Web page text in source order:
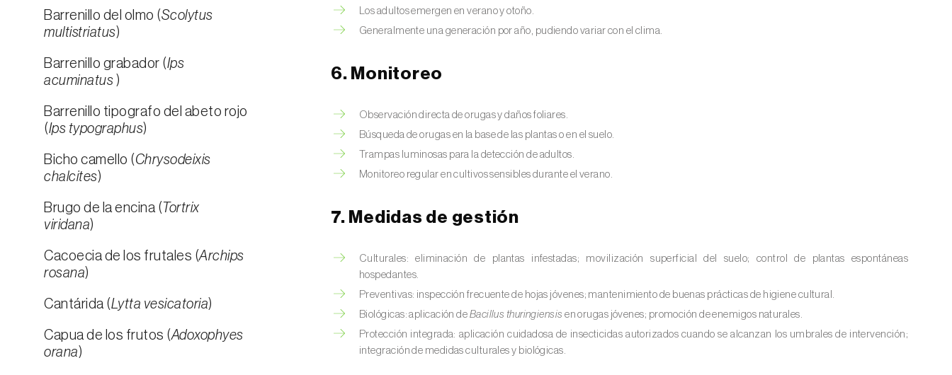
Barrenillo del olmo (Scolytus
multistriatus)
Barrenillo grabador (Ips
acuminatus )
Barrenillo tipografo del abeto rojo
(Ips typographus)
Bicho camello (Chrysodeixis
chalcites)
Brugo de la encina ( Tortrix
viridana)
Cacoecia de los frutales (Archips
rosana)
Cantárida (Lytta vesicatoria)
Capua de los frutos (Adoxophyes
orana)
Los adultos emergen en verano y otoño.
Generalmente una generación por año, pudiendo variar con el clima.
6. Monitoreo
Observación directa de orugas y daños foliares.
Búsqueda de orugas en la base de las plantas o en el suelo.
Trampas luminosas para la detección de adultos.
Monitoreo regular en cultivos sensibles durante el verano.
7. Medidas de gestión
Culturales: eliminación de plantas infestadas; movilización superficial del suelo; control de plantas espontáneas
hospedantes.
Preventivas: inspección frecuente de hojas jóvenes; mantenimiento de buenas prácticas de higiene cultural.
Biológicas: aplicación de Bacillus thuringiensis en orugas jóvenes; promoción de enemigos naturales.
Protección integrada: aplicación cuidadosa de insecticidas autorizados cuando se alcanzan los umbrales de intervención;
integración de medidas culturales y biológicas.